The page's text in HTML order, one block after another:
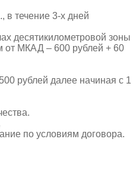
в течение 3-х дней
десятикилометровой зоны
от МКАД – 600 рублей + 60
рублей далее начиная с 1
по условиям договора.